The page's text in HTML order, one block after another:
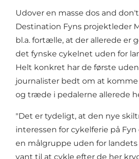
Udover en masse dos and
Destination Fyns projektleder
bl.a. fortælle, at der allerede er
det fynske cykelnet uden for
Helt konkret har de første
journalister bedt om at
og træde i pedalerne allerede
"Det er tydeligt, at den nye
interessen for cykelferie på
en målgruppe uden for
vant til at cykle efter de her